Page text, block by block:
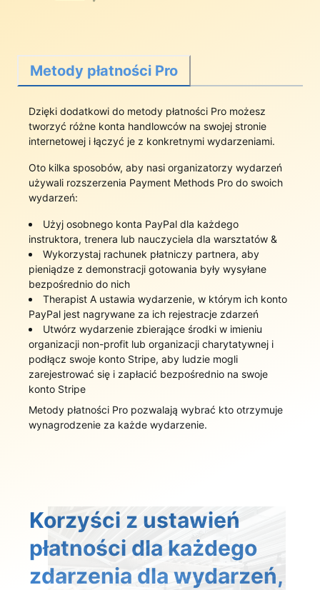
Metody płatności Pro
Dzięki dodatkowi do metody płatności Pro możesz
tworzyć różne konta handlowców na swojej stronie
internetowej i łączyć je z konkretnymi wydarzeniami.
Oto kilka sposobów, aby nasi organizatorzy wydarzeń
używali rozszerzenia Payment Methods Pro do swoich
wydarzeń:
Użyj osobnego konta PayPal dla każdego
instruktora, trenera lub nauczyciela dla warsztatów &
Wykorzystaj rachunek płatniczy partnera, aby
pieniądze z demonstracji gotowania były wysyłane
bezpośrednio do nich
Therapist A ustawia wydarzenie, w którym ich konto
PayPal jest nagrywane za ich rejestracje zdarzeń
Utwórz wydarzenie zbierające środki w imieniu
organizacji non-profit lub organizacji charytatywnej i
podłącz swoje konto Stripe, aby ludzie mogli
zarejestrować się i zapłacić bezpośrednio na swoje
konto Stripe
Metody płatności Pro pozwalają wybrać kto otrzymuje
wynagrodzenie za każde wydarzenie.
Korzyści z ustawień
płatności dla każdego
zdarzenia dla wydarzeń,